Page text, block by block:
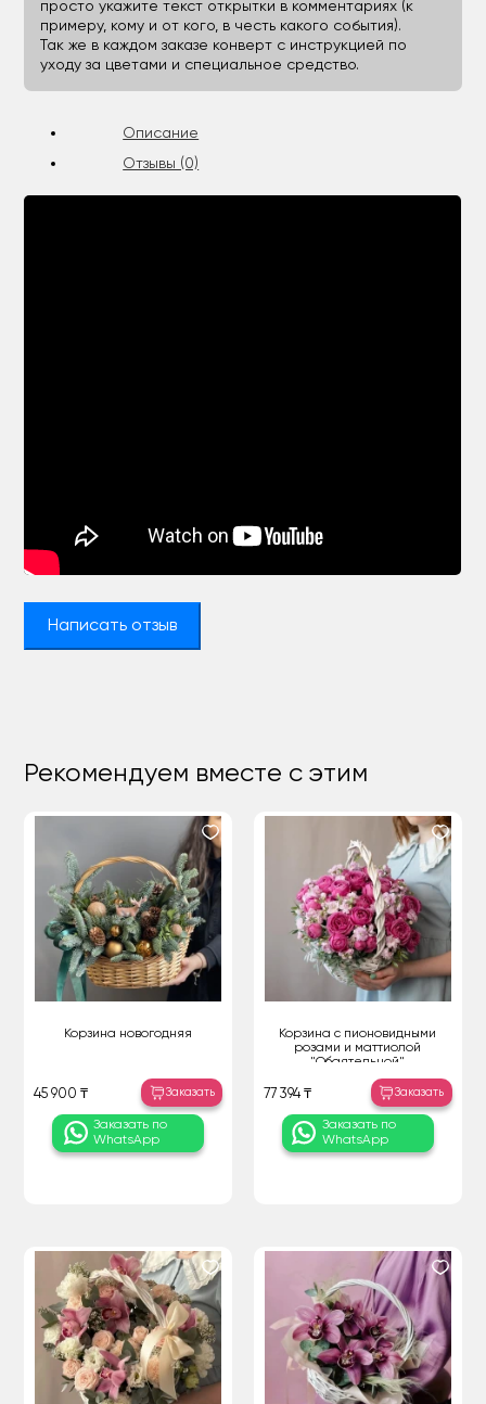
просто укажите текст открытки в комментариях (к
примеру, кому и от кого, в честь какого события).
Так же в каждом заказе конверт с инструкцией по
уходу за цветами и специальное средство.
Описание
Отзывы (0)
Написать отзыв
Рекомендуем вместе с этим
Корзина новогодняя
45 900 ₸ Заказать
Заказать по
WhatsApp
Корзина с пионовидными
розами и маттиолой
"Обаятельной"
77 394 ₸ Заказать
Заказать по
WhatsApp